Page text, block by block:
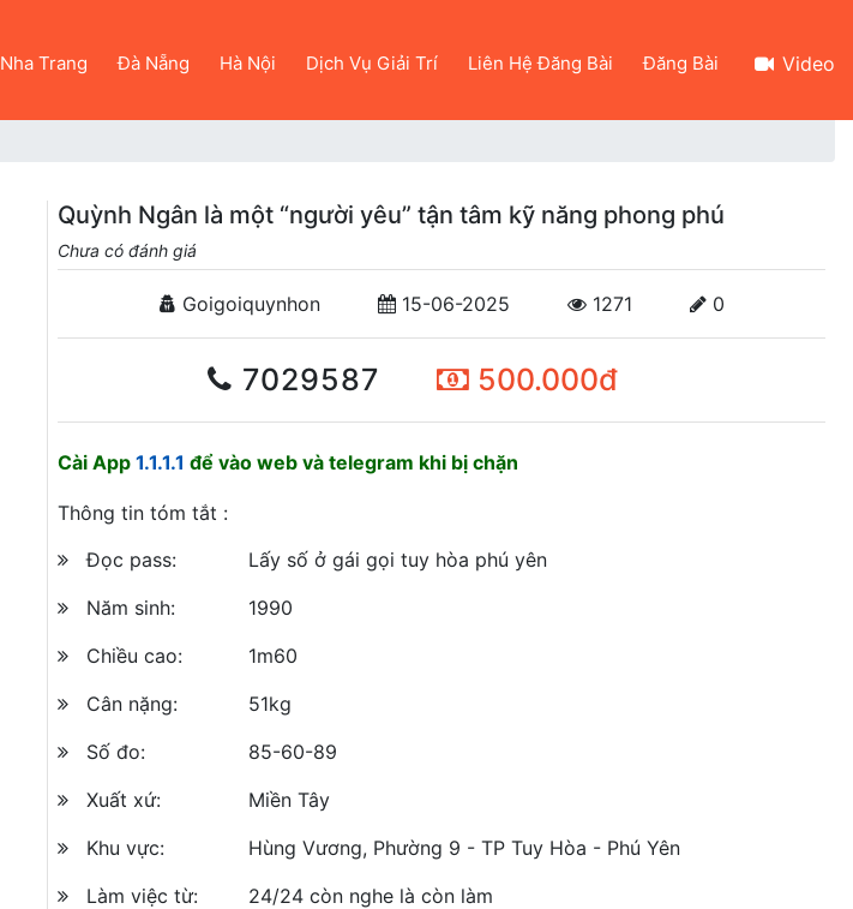
Nha Trang Đà Nẵng Hà Nội Dịch Vụ Giải Trí Liên Hệ Đăng Bài Đăng Bài
Video
Quỳnh Ngân là một “người yêu” tận tâm kỹ năng phong phú
Chưa có đánh giá
Goigoiquynhon 15-06-2025 1271 0
7029587 500.000đ
Cài App 1.1.1.1 để vào web và telegram khi bị chặn
Thông tin tóm tắt :
Đọc pass:
Lấy số ở gái gọi tuy hòa phú yên
Năm sinh:
1990
Chiều cao:
1m60
Cân nặng:
51kg
Số đo:
85-60-89
Xuất xứ:
Miền Tây
Khu vực:
Hùng Vương, Phường 9 - TP Tuy Hòa - Phú Yên
Làm việc từ:
24/24 còn nghe là còn làm